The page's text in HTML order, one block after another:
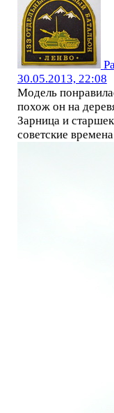
30.05.2013, 22:08
Модель
похож он на
Зарница и
советские